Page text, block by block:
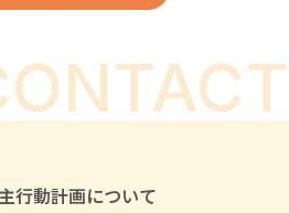
行動計画について